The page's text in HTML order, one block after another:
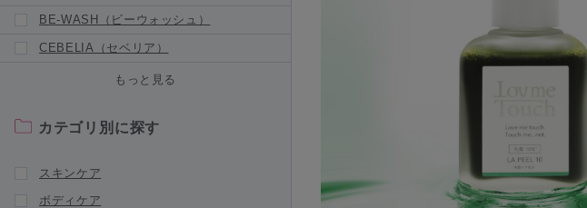
BE-WASH（ビーウォッシュ）
CEBELIA（セベリア）
Censil（センシル）
新商品が入荷されました
もっと見る
カテゴリ別に探す
スキンケア
ボディケア